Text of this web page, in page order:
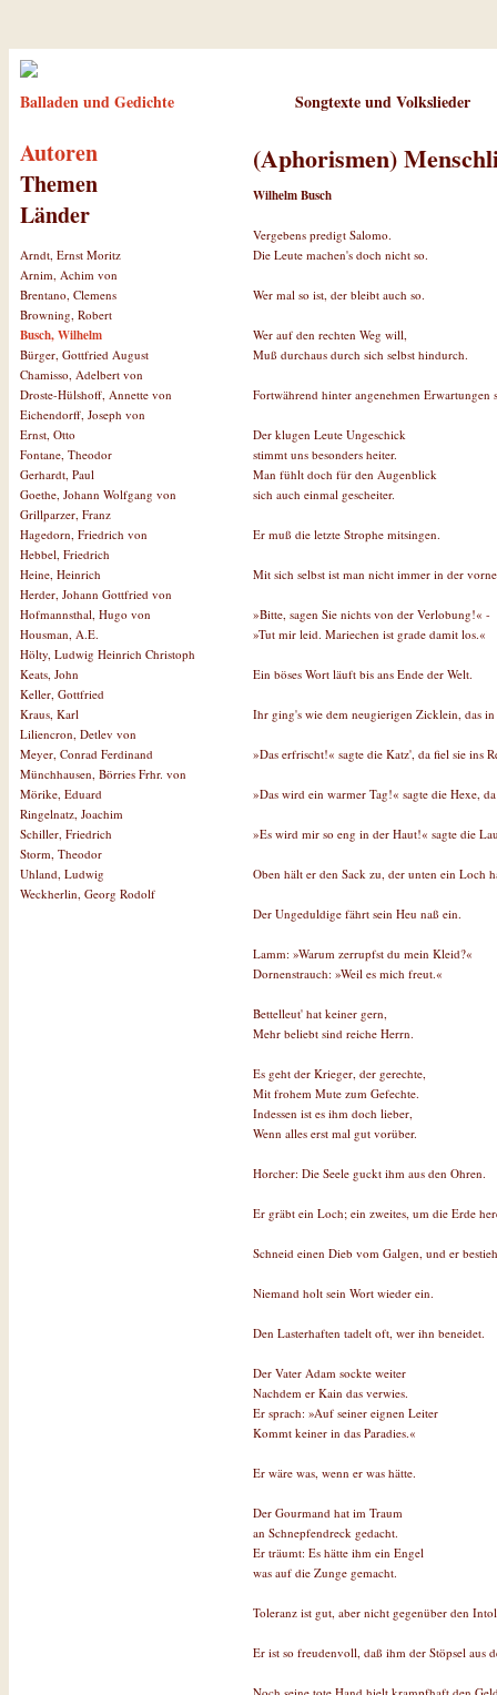
Balladen und Gedichte Songtexte und Volkslieder
Autoren
Themen
Länder
Arndt, Ernst Moritz
Arnim, Achim von
Brentano, Clemens
Browning, Robert
Busch, Wilhelm
Bürger, Gottfried August
Chamisso, Adelbert von
Droste-Hülshoff, Annette von
Eichendorff, Joseph von
Ernst, Otto
Fontane, Theodor
Gerhardt, Paul
Goethe, Johann Wolfgang von
Grillparzer, Franz
Hagedorn, Friedrich von
Hebbel, Friedrich
Heine, Heinrich
Herder, Johann Gottfried von
Hofmannsthal, Hugo von
Housman, A.E.
Hölty, Ludwig Heinrich Christoph
Keats, John
Keller, Gottfried
Kraus, Karl
Liliencron, Detlev von
Meyer, Conrad Ferdinand
Münchhausen, Börries Frhr. von
Mörike, Eduard
Ringelnatz, Joachim
Schiller, Friedrich
Storm, Theodor
Uhland, Ludwig
Weckherlin, Georg Rodolf
(Aphorismen)
Wilhelm Busch
Vergebens predigt Salomo.
Die Leute machen's doch nicht so.
Wer mal so ist, der bleibt auch so.
Wer auf den rechten Weg will,
Muß durchaus durch sich selbst hindurch.
Fortwährend hinter angenehmen
Der klugen Leute Ungeschick
stimmt uns besonders heiter.
Man fühlt doch für den Augenblick
sich auch einmal gescheiter.
Er muß die letzte Strophe mitsingen.
Mit sich selbst ist man nicht immer in der
»Bitte, sagen Sie nichts von der Verlobung!« -
»Tut mir leid. Mariechen ist grade damit los.«
Ein böses Wort läuft bis ans Ende der Welt.
Ihr ging's wie dem neugierigen Zicklein, das
»Das erfrischt!« sagte die Katz', da fiel sie ins
»Das wird ein warmer Tag!« sagte die Hexe,
»Es wird mir so eng in der Haut!« sagte die
Oben hält er den Sack zu, der unten ein Loch
Der Ungeduldige fährt sein Heu naß ein.
Lamm: »Warum zerrupfst du mein Kleid?«
Dornenstrauch: »Weil es mich freut.«
Bettelleut' hat keiner gern,
Mehr beliebt sind reiche Herrn.
Es geht der Krieger, der gerechte,
Mit frohem Mute zum Gefechte.
Indessen ist es ihm doch lieber,
Wenn alles erst mal gut vorüber.
Horcher: Die Seele guckt ihm aus den Ohren.
Er gräbt ein Loch; ein zweites, um die Erde
Schneid einen Dieb vom Galgen, und er
Niemand holt sein Wort wieder ein.
Den Lasterhaften tadelt oft, wer ihn beneidet.
Der Vater Adam sockte weiter
Nachdem er Kain das verwies.
Er sprach: »Auf seiner eignen Leiter
Kommt keiner in das Paradies.«
Er wäre was, wenn er was hätte.
Der Gourmand hat im Traum
an Schnepfendreck gedacht.
Er träumt: Es hätte ihm ein Engel
was auf die Zunge gemacht.
Toleranz ist gut, aber nicht gegenüber den
Er ist so freudenvoll, daß ihm der Stöpsel aus